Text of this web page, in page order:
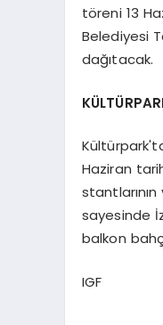
töreni 13
Belediyesi
dağıtacak.
Haziran
sayesinde
balkon
IGF